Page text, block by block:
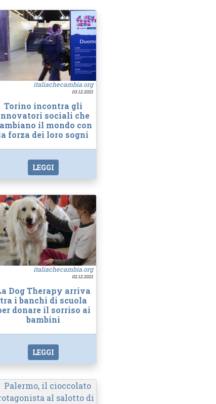
italiachecambia.org
03.12.2021
Torino incontra gli
sociali che
il mondo con
forza dei loro sogni
LEGGI
italiachecambia.org
02.12.2021
Dog Therapy arriva
tra i banchi di scuola
donare il sorriso ai
bambini
LEGGI